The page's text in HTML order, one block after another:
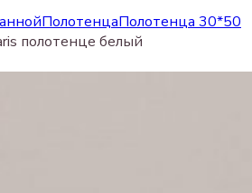
ПолотенцаПолотенца 30*50
полотенце белый